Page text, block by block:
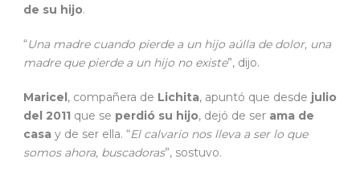
de su hijo.
“Una madre cuando pierde a un hijo aúlla de dolor, una
madre que pierde a un hijo no existe”, dijo.
Maricel , compañera de Lichita, apuntó que desde julio
del 2011 que se perdió su hijo, dejó de ser ama de
casa y de ser ella. “El calvario nos lleva a ser lo que
somos ahora, buscadoras”, sostuvo.